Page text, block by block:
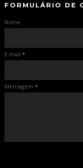
FORMULÁRIO DE
Nome
E-mail *
Mensagem *